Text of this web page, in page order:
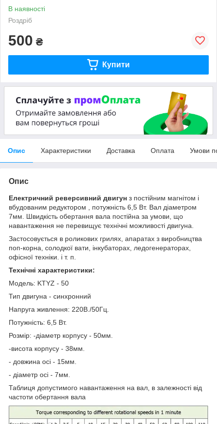
В наявності
Роздріб
500 ₴
Купити
Опис Характеристики Доставка Оплата Умови
Опис
Електричний реверсивний двигун з постійним магнітом і
вбудованим редуктором , потужність 6,5 Вт. Вал діаметром
7мм. Швидкість обертання вала постійна за умови, що
навантаження не перевищує технічні можливості двигуна.
Застосовується в роликових грилях, апаратах з виробництва
поп-корна, солодкої вати, інкубаторах, ледогенераторах,
офісної техніки. і т. п.
Технічні характеристики:
Модель: KTYZ - 50
Тип двигуна - синхронний
Напруга живлення: 220В./50Гц.
Потужність: 6,5 Вт.
Розмір: -діаметр корпусу - 50мм.
-висота корпусу - 38мм.
- довжина осі - 15мм.
- діаметр осі - 7мм.
Таблиця допустимого навантаження на вал, в залежності від
частоти обертання вала